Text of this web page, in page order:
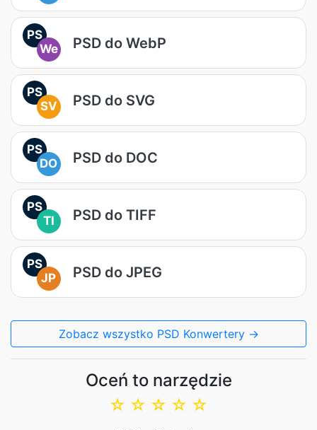
PS
We
PSD do WebP
PS
SV
PSD do SVG
PS
DO
PSD do DOC
PS
TI
PSD do TIFF
PS
JP
PSD do JPEG
Zobacz wszystko PSD Konwertery →
Oceń to narzędzie
☆
☆
☆
☆
☆